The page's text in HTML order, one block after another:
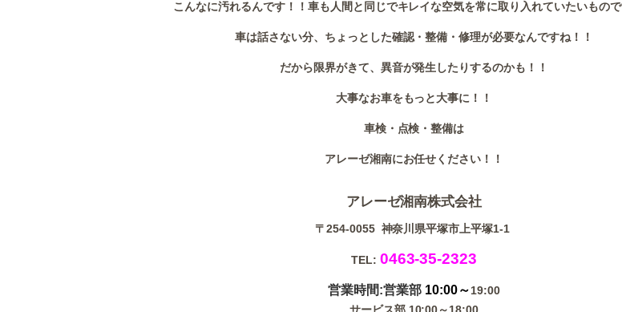
こんなに汚れるんです！！車も人間と同じでキレイな空気を常に取り入れていたいもの
車は話さない分、ちょっとした確認・整備・修理が必要なんですね！！
だから限界がきて、異音が発生したりするのかも！！
大事なお車をもっと大事に！！
車検・点検・整備は
アレーゼ湘南にお任せください！！
アレーゼ湘南株式会社
〒254-0055 神奈川県平塚市上平塚1-1
TEL: 0463-35-2323
営業時間:営業部 10:00～19:00